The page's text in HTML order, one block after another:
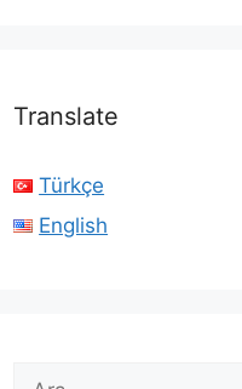
Translate
Türkçe
English
için